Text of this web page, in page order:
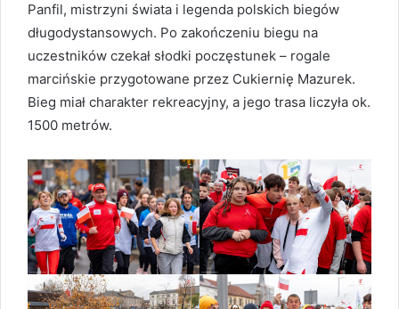
Panfil, mistrzyni świata i legenda polskich biegów
długodystansowych. Po zakończeniu biegu na
uczestników czekał słodki poczęstunek – rogale
marcińskie przygotowane przez Cukiernię Mazurek.
Bieg miał charakter rekreacyjny, a jego trasa liczyła ok.
1500 metrów.